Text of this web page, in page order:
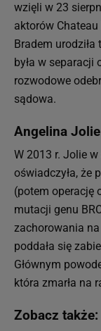
wzięli w 23
aktorów
Bradem
była w separacji
rozwodowe
sądowa.
Angelina
W 2013 r. Jolie
oświadczyła, że
(potem operację
mutacji genu
zachorowania
poddała się
Głównym
która zmarła na
Zobacz także: